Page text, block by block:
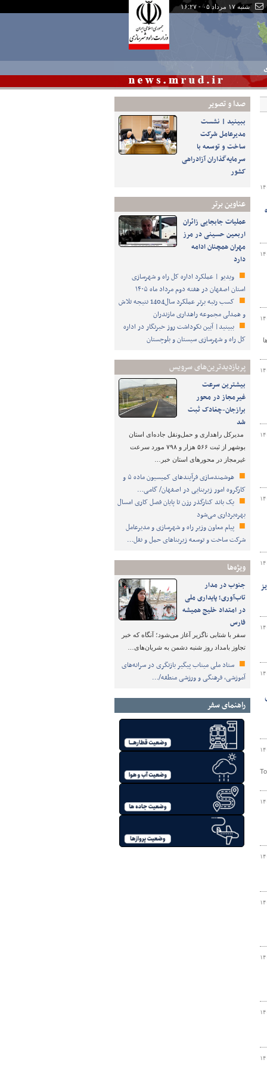
شنبه ۱۷ مرداد ۰۵ - ۱۶:۲۷
صدا و تصوير
ببینید | نشست
مدیرعامل شرکت
ساخت و توسعه با
سرمایه‌گذاران آزادراهی
کشور
عناوین برتر
عملیات جابجایی زائران
اربعین حسینی در مرز
مهران همچنان ادامه
دارد
ویدیو | عملکرد اداره کل راه و شهرسازی
استان اصفهان در هفته دوم مرداد ماه ۱۴۰۵
کسب رتبه برتر عملکرد سال1404 نتیجه تلاش
و همدلی مجموعه راهداری مازندران
ببینید| آیین نکوداشت روز خبرنگار در اداره
کل راه و شهرسازی سیستان و بلوچستان
پربازدیدترین‌های سرویس
بیشترین سرعت
غیرمجاز در محور
برازجان-چغادک ثبت
شد
مدیرکل راهداری و حمل‌ونقل جاده‌ای استان
بوشهر از ثبت ۵۶۶ هزار و ۷۹۸ مورد سرعت
غیرمجاز در محورهای استان خبر…
هوشمندسازی فرآیندهای کمیسیون ماده ۵ و
کارگروه امور زیربنایی در اصفهان/ گامی…
یک باند کنارگذر رزن تا پایان فصل کاری امسال
بهره‌برداری می‌شود
پیام معاون وزیر راه و شهرسازی و مدیرعامل
شرکت ساخت و توسعه زیربناهای حمل و نقل…
ویژه‌ها
جنوب در مدار
تاب‌آوری؛ پایداری ملی
در امتداد خلیج همیشه
فارس
سفر با شتابی ناگزیر آغاز می‌شود؛ آنگاه که خبر
تجاوز بامداد روز شنبه دشمن به شریان‌های…
ستاد ملی میناب پیگیر بازنگری در سرانه‌های
آموزشی، فرهنگی و ورزشی منطقه/…
راهنمای سفر